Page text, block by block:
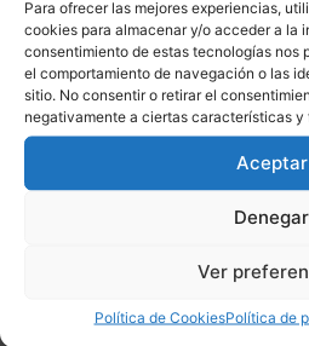
Para ofrecer las mejores experiencias,
cookies para almacenar y/o acceder a la
consentimiento de estas tecnologías nos
el comportamiento de navegación o las
sitio. No consentir o retirar el
negativamente a ciertas características y
Aceptar
Denegar
Ver
Política de CookiesPolítica de
Es necesario el análisis, la
creación de un plan de acción
mejora. Para dar un paso
debe platearse como una
constante. Lo importante es no
necesario ir a gran velocidad.
Estar internet, conectado, nos
los competidores no estarán o